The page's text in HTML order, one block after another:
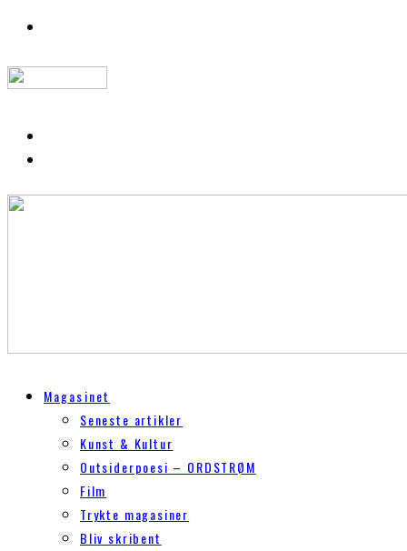
Magasinet
Seneste artikler
Kunst & Kultur
Outsiderpoesi – ORDSTRØM
Film
Trykte magasiner
Bliv skribent